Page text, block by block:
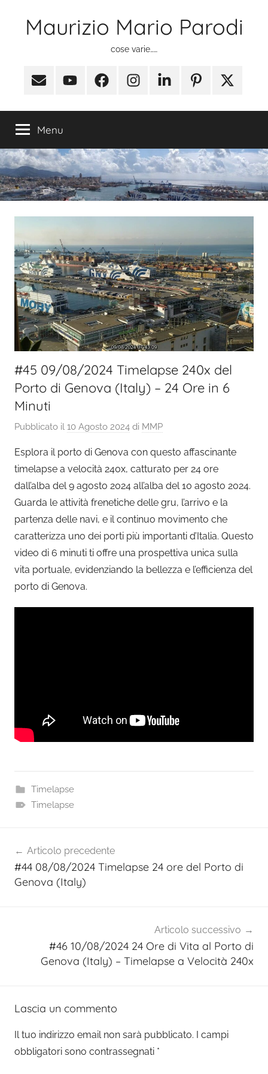
Maurizio Mario Parodi
cose varie……
Email YoutubeFacebookInstagramLinkedinPinterest
X
Twitter)
Menu
#45 09/08/2024 Timelapse 240x del
Porto di Genova (Italy) – 24 Ore in 6
Minuti
Pubblicato il 10 Agosto 2024 di MMP
Esplora il porto di Genova con questo affascinante
timelapse a velocità 240x, catturato per 24 ore
dall’alba del 9 agosto 2024 all’alba del 10 agosto 2024.
Guarda le attività frenetiche delle gru, l’arrivo e la
partenza delle navi, e il continuo movimento che
caratterizza uno dei porti più importanti d’Italia. Questo
video di 6 minuti ti offre una prospettiva unica sulla
vita portuale, evidenziando la bellezza e l’efficienza del
porto di Genova.
Timelapse
Timelapse
articoli
Articolo precedente
#44 08/08/2024 Timelapse 24 ore del Porto di
Genova (Italy)
Articolo successivo
#46 10/08/2024 24 Ore di Vita al Porto di
Genova (Italy) – Timelapse a Velocità 240x
Lascia un commento
Il tuo indirizzo email non sarà pubblicato. I campi
obbligatori sono contrassegnati *